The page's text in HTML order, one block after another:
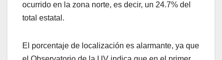
ocurrido en la zona norte, es decir, un 24.7% del
total estatal.
El porcentaje de localización es alarmante, ya que